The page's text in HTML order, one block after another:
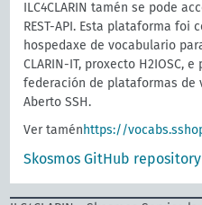
ILC4CLARIN tamén se pode
REST-API. Esta plataforma foi
hospedaxe de vocabulario
CLARIN-IT, proxecto H2IOSC,
federación de plataformas de
Aberto SSH.
Ver taménhttps://
Skosmos GitHub repository